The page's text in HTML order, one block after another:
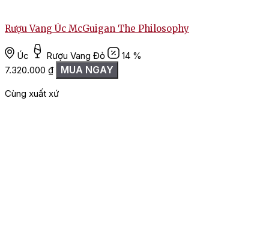
Rượu Vang Úc McGuigan The Philosophy
Úc Rượu Vang Đỏ
14 %
7.320.000 ₫ MUA NGAY
Cùng xuất xứ